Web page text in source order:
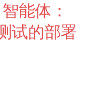
能体：
试的部署